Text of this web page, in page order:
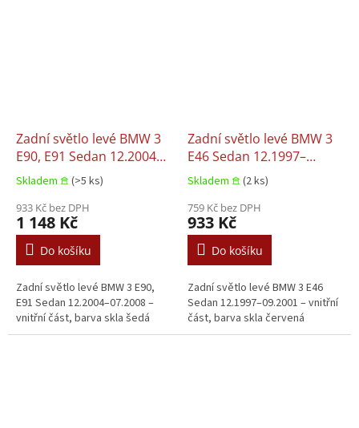
Zadní světlo levé BMW 3
E90, E91 Sedan 12.2004–
07.2008
Skladem 𖠿 (>5 ks)
933 Kč bez DPH
1 148 Kč
Do košíku
Zadní světlo levé BMW 3 E90,
E91 Sedan 12.2004–07.2008 –
vnitřní část, barva skla šedá
Zadní světlo levé BMW 3
E46 Sedan 12.1997–
09.2001
Skladem 𖠿 (2 ks)
759 Kč bez DPH
933 Kč
Do košíku
Zadní světlo levé BMW 3 E46
Sedan 12.1997–09.2001 – vnitřní
část, barva skla červená